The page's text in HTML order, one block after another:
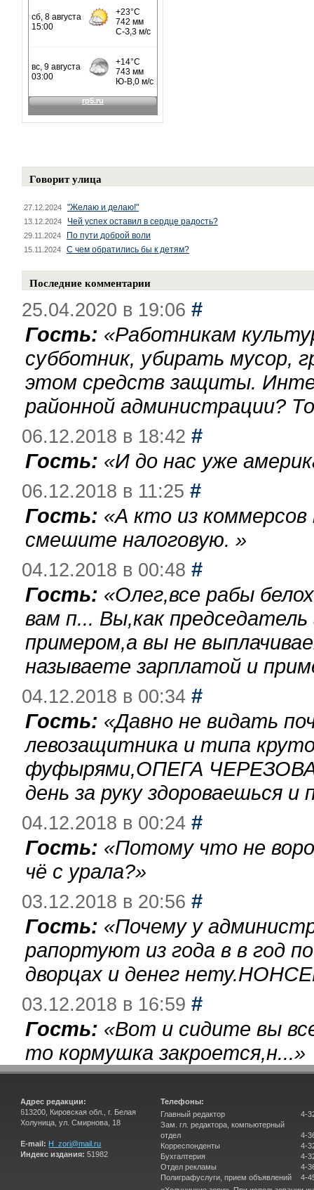
Говорит улица
27.12.2024 "Желаю и делаю!"
13.12.2024 Чей успех оставил в сердце радость?
29.11.2024 По пути доброй воли
15.11.2024 С чем обратились бы к детям?
Последние комментарии
25.04.2020 в 19:06 #
Гость: «Работникам
субботник, убирать мусор,
этом средств защиты.
районной администрации?
06.12.2018 в 18:42 #
Гость: «И до нас уже
06.12.2018 в 11:25 #
Гость: «А кто из
смешите налоговую. »
04.12.2018 в 00:48 #
Гость: «Олег,все рабы
вам п... Вы,как
примером,а вы не
называете зарплатой и
04.12.2018 в 00:34 #
Гость: «Давно не видать
левозащитника и типа
фуфырями,ОПЕГА
день за руку здороваешься
04.12.2018 в 00:24 #
Гость: «Потому что не
чё с урала?»
03.12.2018 в 20:56 #
Гость: «Почему у
рапортуют из года в в год
дворцах и денег
03.12.2018 в 16:59 #
Гость: «Вот и сидите вы
то кормушка закроется,н...»
Адрес редакции:
613200, Кировская обл., г. Белая
Холуница, ул. Смирнова, 18
E-mail: H_zori@mail.ru
Индекс издания: 51982
Телефоны:
Главный редактор
Зам. гл. редактора, компьютерный
отдел
Корреспонденты
Бухгалтерия
Отдел рекламы
Полиграфуслуги, прием объявлений
4-
4-
4-
4-
4-
4-